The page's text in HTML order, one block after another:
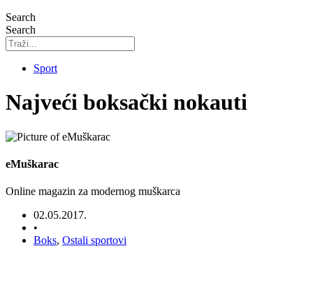
Search
Search
Sport
Najveći boksački nokauti
eMuškarac
Online magazin za modernog muškarca
02.05.2017.
•
Boks, Ostali sportovi